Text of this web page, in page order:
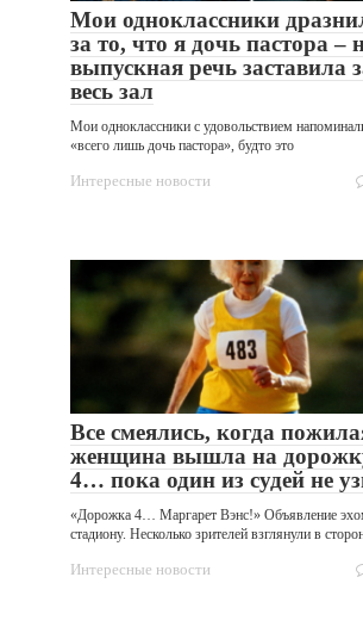
Мои одноклассники
за то, что я дочь пастора –
выпускная речь заставила
весь зал
Мои одноклассники с удовольствием
«всего лишь дочь пастора», будто это
Интересные новости
Все смеялись, когда
женщина вышла на
4… пока один из судей не
«Дорожка 4… Маргарет Вэнс!» Объявление
стадиону. Несколько зрителей взглянули в
Интересные новости